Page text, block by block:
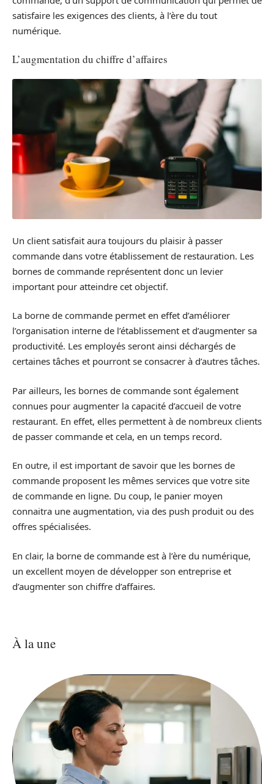
satisfaire les exigences des clients, à l’ère du tout
numérique.
L’augmentation du chiffre d’affaires
Un client satisfait aura toujours du plaisir à passer
commande dans votre établissement de restauration. Les
bornes de commande représentent donc un levier
important pour atteindre cet objectif.
La borne de commande permet en effet d’améliorer
l’organisation interne de l’établissement et d’augmenter sa
productivité. Les employés seront ainsi déchargés de
certaines tâches et pourront se consacrer à d’autres tâches.
Par ailleurs, les bornes de commande sont également
connues pour augmenter la capacité d’accueil de votre
restaurant. En effet, elles permettent à de nombreux clients
de passer commande et cela, en un temps record.
En outre, il est important de savoir que les bornes de
commande proposent les mêmes services que votre site
de commande en ligne. Du coup, le panier moyen
connaitra une augmentation, via des push produit ou des
offres spécialisées.
En clair, la borne de commande est à l’ère du numérique,
un excellent moyen de développer son entreprise et
d’augmenter son chiffre d’affaires.
À la une